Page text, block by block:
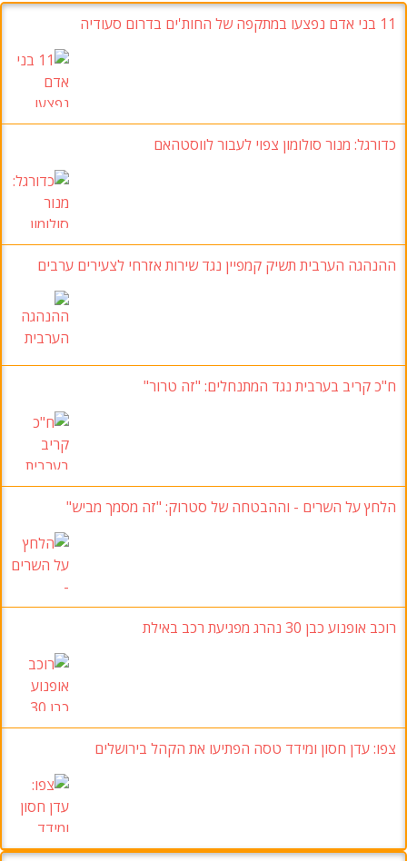
11 בני אדם נפצעו במתקפה של החות'ים בדרום סעודיה
כדורגל: מנור סולומון צפוי לעבור לווסטהאם
ההנהגה הערבית תשיק קמפיין נגד שירות אזרחי לצעירים ערבים
ח"כ קריב בערבית נגד המתנחלים: "זה טרור"
הלחץ על השרים - וההבטחה של סטרוק: "זה מסמך מביש"
רוכב אופנוע כבן 30 נהרג מפגיעת רכב באילת
צפו:עדן חסון ומידד טסה הפתיעו את הקהל בירושלים